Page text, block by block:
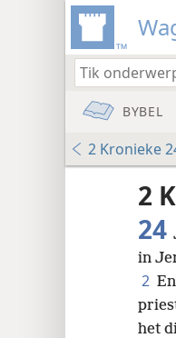
BYBEL
2 Kronieke
2
24
in
2
het